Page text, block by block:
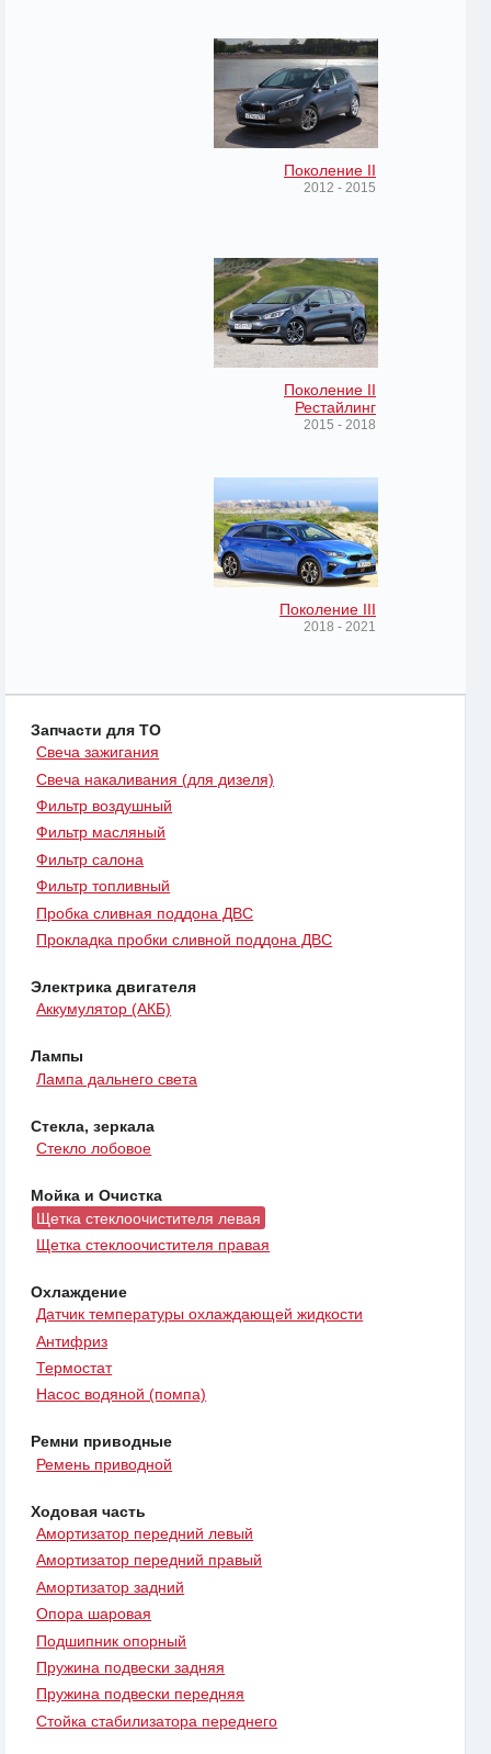
Поколение II
2012 - 2015
Поколение II
Рестайлинг
2015 - 2018
Поколение III
2018 - 2021
Запчасти для ТО
Свеча зажигания
Свеча накаливания (для дизеля)
Фильтр воздушный
Фильтр масляный
Фильтр салона
Фильтр топливный
Пробка сливная поддона ДВС
Прокладка пробки сливной поддона ДВС
Электрика двигателя
Аккумулятор (АКБ)
Лампы
Лампа дальнего света
Стекла, зеркала
Стекло лобовое
Мойка и Очистка
Щетка стеклоочистителя левая
Щетка стеклоочистителя правая
Охлаждение
Датчик температуры охлаждающей жидкости
Антифриз
Термостат
Насос водяной (помпа)
Ремни приводные
Ремень приводной
Ходовая часть
Амортизатор передний левый
Амортизатор передний правый
Амортизатор задний
Опора шаровая
Подшипник опорный
Пружина подвески задняя
Пружина подвески передняя
Стойка стабилизатора переднего